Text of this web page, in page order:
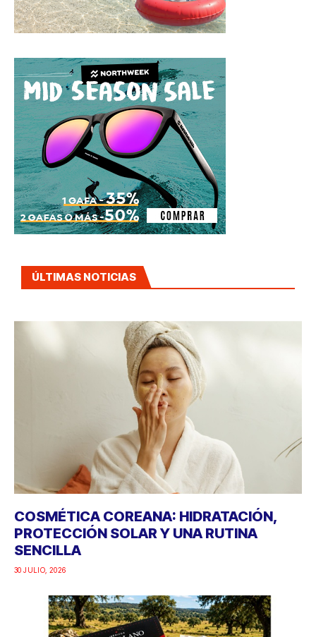
ÚLTIMAS NOTICIAS
COSMÉTICA COREANA: HIDRATACIÓN,
PROTECCIÓN SOLAR Y UNA RUTINA
SENCILLA
30 JULIO, 2026